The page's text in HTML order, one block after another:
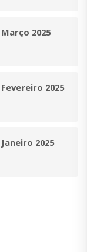
2025
2025
2025